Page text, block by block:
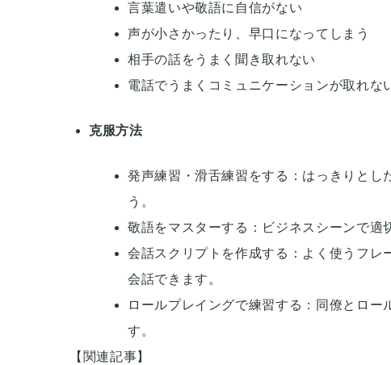
言葉遣いや敬語に自信がない
声が小さかったり、早口になってしまう
相手の話をうまく聞き取れない
電話でうまくコミュニケーションが取れな
克服方法
発声練習・滑舌練習をする：はっきりとし
う。
敬語をマスターする：ビジネスシーンで適
会話スクリプトを作成する：よく使うフ
会話できます。
ロールプレイングで練習する：同僚とロ
す。
【関連記事】